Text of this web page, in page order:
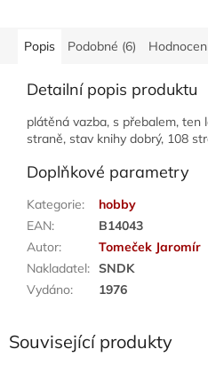
Popis Podobné (6)
Detailní popis produktu
plátěná vazba, s přebalem, ten
straně, stav knihy dobrý, 108
Doplňkové parametry
Kategorie:
hobby
EAN:
B14043
Autor:
Tomeček Jaromír
Nakladatel: SNDK
Vydáno: 1976
Související produkty